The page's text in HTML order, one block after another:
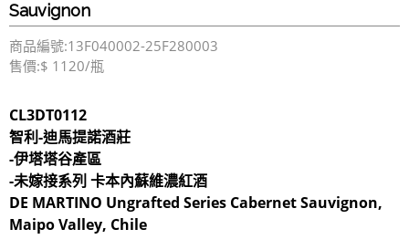
Sauvignon
商品編號:13F040002-25F280003
售價:$ 1120/瓶
CL3DT0112
智利-迪馬提諾酒莊
-伊塔塔谷產區
-未嫁接系列 卡本內蘇維濃紅酒
DE MARTINO Ungrafted Series Cabernet Sauvignon,
Maipo Valley, Chile